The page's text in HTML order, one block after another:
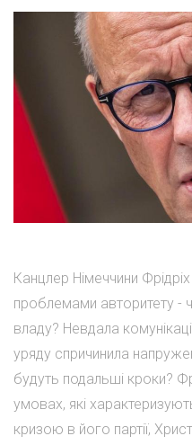
Канцлер Німеччини
проблемами авторитету -
владу? Невдала
уряду спричинила
будуть подальші кроки?
умовах, які
кризою в його партії,